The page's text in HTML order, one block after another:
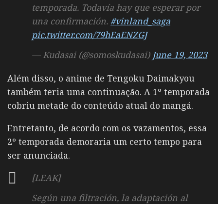
temporada. Todavía hay que esperar por
una confirmación. #vinland_saga
pic.twitter.com/79hEaENZGJ
— Kudasai (@somoskudasai) June 19, 2023
Além disso, o anime de Tengoku Daimakyou
também teria uma continuação. A 1º temporada
cobriu metade do conteúdo atual do mangá.
Entretanto, de acordo com os vazamentos, essa
2º temporada demoraria um certo tempo para
ser anunciada.
[LEAK]
Según una filtración, la adaptación al